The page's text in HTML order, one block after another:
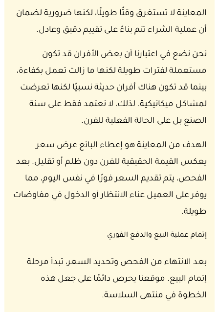
المعاينة لا تستغرق وقتًا طويلًا، لكنها ضرورية لضمان
أن عملية الشراء تتم بناءً على تقييم دقيق وعادل.
نحن نضع في اعتبارنا أن بعض الأفران قد تكون
مستعملة لفترات طويلة لكنها ما زالت تعمل بكفاءة،
بينما قد تكون هناك أفران حديثة نسبيًا لكنها تعرضت
لمشاكل ميكانيكية. لذلك، لا نعتمد فقط على سنة
الصنع بل على الحالة الفعلية للفرن.
الهدف من المعاينة هو إعطاء البائع عرض سعر
يعكس القيمة الحقيقية للفرن دون ظلم أو تقليل. بعد
الفحص، يتم تقديم السعر فورًا في نفس اليوم، مما
يوفر على العميل عناء الانتظار أو الدخول في مفاوضات
طويلة.
إتمام عملية البيع والدفع الفوري
بعد الانتهاء من الفحص وتحديد السعر، تبدأ مرحلة
إتمام البيع. موقعنا يحرص دائمًا على جعل هذه
الخطوة في منتهى السلاسة.